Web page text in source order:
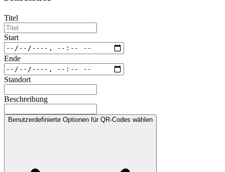
Titel
Start
Ende
Standort
Beschreibung
Benutzerdefinierte Optionen für QR-Codes wählen